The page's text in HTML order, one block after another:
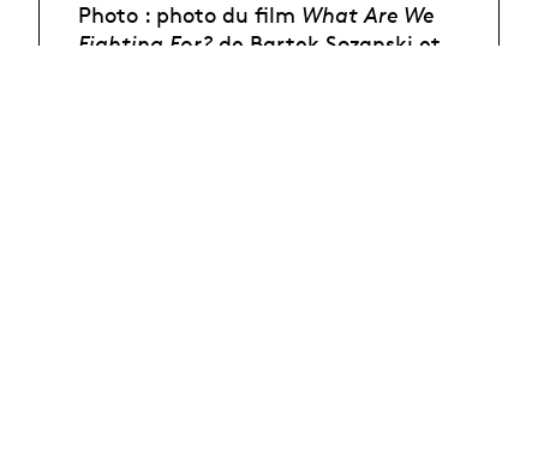
Photo : photo du film What Are We
Fighting For? de Bartek Sozanski et